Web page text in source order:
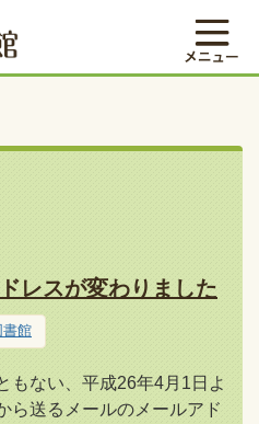
レスが変わりました
書館
もない、平成26年4月1日よ
ら送るメールのメールアド